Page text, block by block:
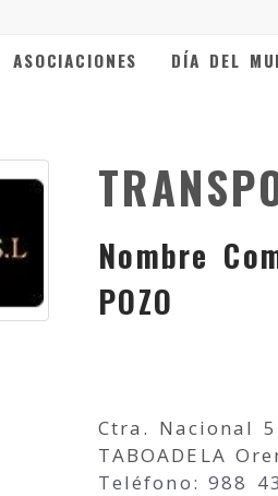
ASOCIACIONES DÍA DEL
Nombre
POZO
Ctra. Nacional
TABOADELA
Teléfono: 988